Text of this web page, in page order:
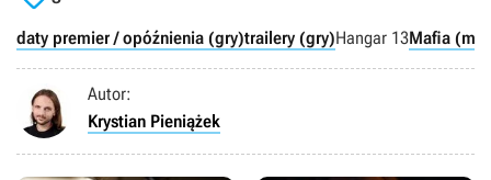
daty premier / opóźnienia (gry)trailery (gry)Hangar 13Mafia
Autor:
Krystian Pieniążek